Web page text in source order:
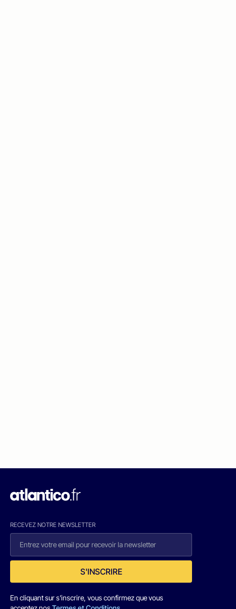
RECEVEZ NOTRE NEWSLETTER
S'INSCRIRE
En cliquant sur s'inscrire, vous confirmez que vous